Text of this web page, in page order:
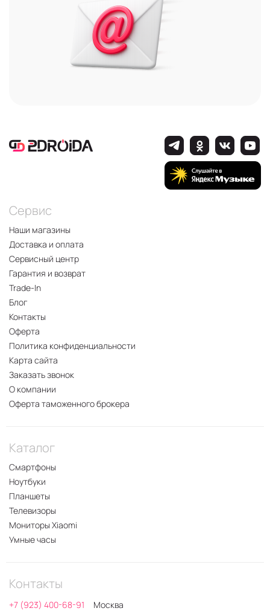
Сервис
Наши магазины
Доставка и оплата
Сервисный центр
Гарантия и возврат
Trade-In
Блог
Контакты
Оферта
Политика конфиденциальности
Карта сайта
Заказать звонок
О компании
Оферта таможенного брокера
Каталог
Смартфоны
Ноутбуки
Планшеты
Телевизоры
Мониторы Xiaomi
Умные часы
Контакты
+7 (923) 400-68-91 Москва